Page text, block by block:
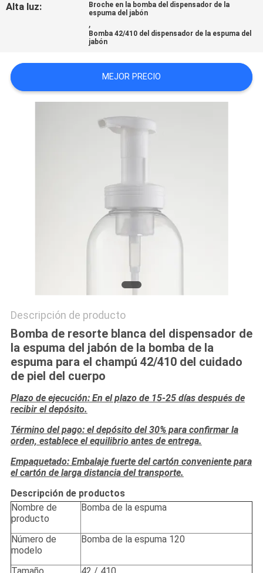
MAPA
DEL
SITIO
Alta luz:
Broche en la bomba del dispensador de la
espuma del jabón
,
Bomba 42/410 del dispensador de la espuma del
jabón
MEJOR PRECIO
Descripción de producto
Bomba de resorte blanca del dispensador de
la espuma del jabón de la bomba de la
espuma para el champú 42/410 del cuidado
de piel del cuerpo
Plazo de ejecución: En el plazo de 15-25 días después de
recibir el depósito.
Término del pago: el depósito del 30% para confirmar la
orden, establece el equilibrio antes de entrega.
Empaquetado: Embalaje fuerte del cartón conveniente para
el cartón de larga distancia del transporte.
Descripción de productos
Nombre de
producto
Bomba de la espuma
Número de
modelo
Bomba de la espuma 120